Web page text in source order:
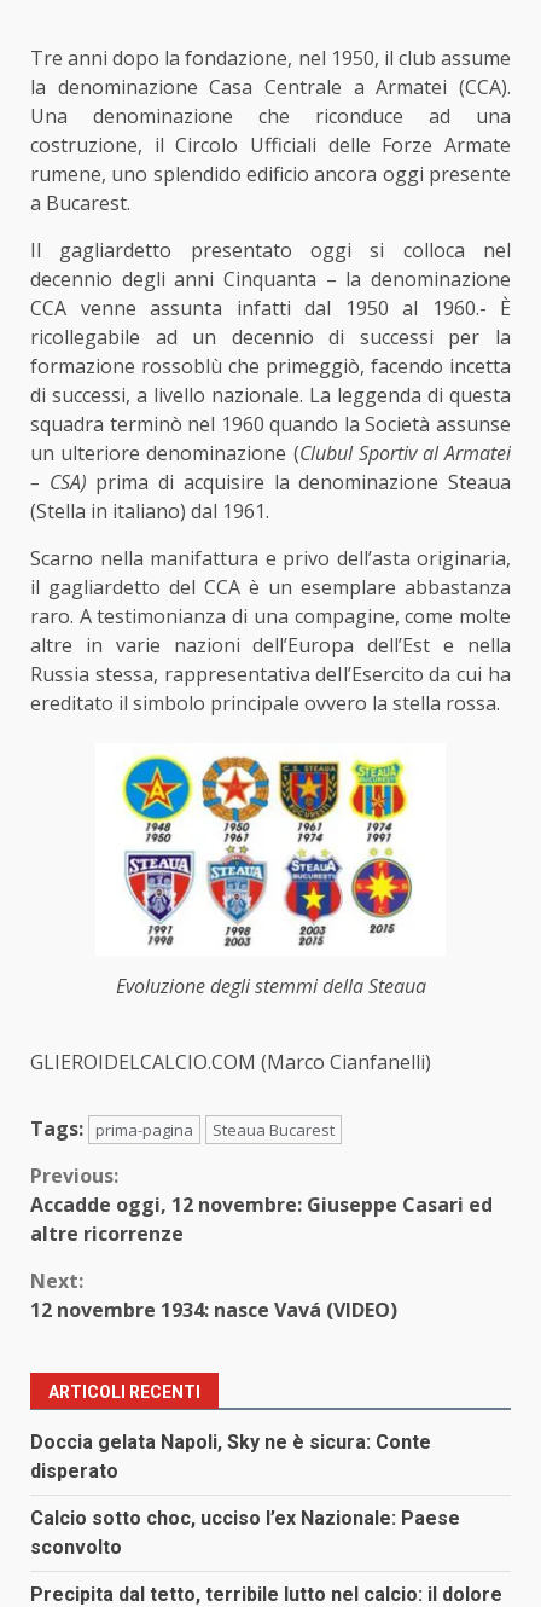
Tre anni dopo la fondazione, nel 1950, il club assume
la denominazione Casa Centrale a Armatei (CCA).
Una denominazione che riconduce ad una
costruzione, il Circolo Ufficiali delle Forze Armate
rumene, uno splendido edificio ancora oggi presente
a Bucarest.
Il gagliardetto presentato oggi si colloca nel
decennio degli anni Cinquanta – la denominazione
CCA venne assunta infatti dal 1950 al 1960.- È
ricollegabile ad un decennio di successi per la
formazione rossoblù che primeggiò, facendo incetta
di successi, a livello nazionale. La leggenda di questa
squadra terminò nel 1960 quando la Società assunse
un ulteriore denominazione (Clubul Sportiv al Armatei
– CSA) prima di acquisire la denominazione Steaua
(Stella in italiano) dal 1961.
Scarno nella manifattura e privo dell’asta originaria,
il gagliardetto del CCA è un esemplare abbastanza
raro. A testimonianza di una compagine, come molte
altre in varie nazioni dell’Europa dell’Est e nella
Russia stessa, rappresentativa dell’Esercito da cui ha
ereditato il simbolo principale ovvero la stella rossa.
Evoluzione degli stemmi della Steaua
GLIEROIDELCALCIO.COM (Marco Cianfanelli)
Tags: prima-pagina Steaua Bucarest
Continue
Reading
Previous:
Accadde oggi, 12 novembre: Giuseppe Casari ed
altre ricorrenze
Next:
12 novembre 1934: nasce Vavá (VIDEO)
ARTICOLI RECENTI
Doccia gelata Napoli, Sky ne è sicura: Conte
disperato
Calcio sotto choc, ucciso l’ex Nazionale: Paese
sconvolto
Precipita dal tetto, terribile lutto nel calcio: il dolore